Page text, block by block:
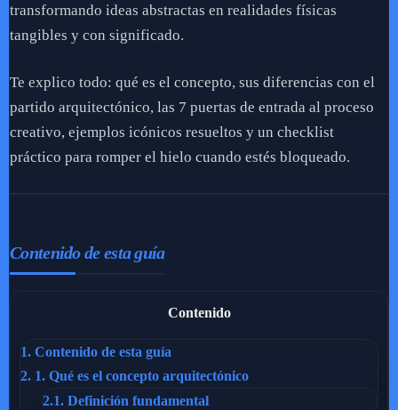
transformando ideas abstractas en realidades físicas
tangibles y con significado.
Te explico todo: qué es el concepto, sus diferencias con el
partido arquitectónico, las 7 puertas de entrada al proceso
creativo, ejemplos icónicos resueltos y un checklist
práctico para romper el hielo cuando estés bloqueado.
Contenido de esta guía
Contenido
1. Contenido de esta guía
2. 1. Qué es el concepto arquitectónico
2.1. Definición fundamental